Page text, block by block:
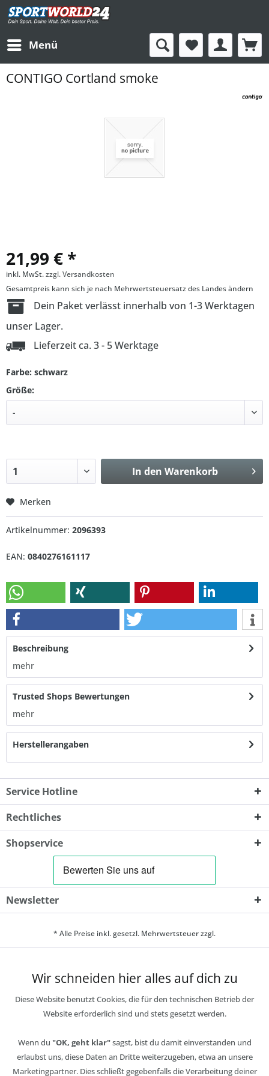
Menü
CONTIGO Cortland smoke
21,99 € *
inkl. MwSt.zzgl. Versandkosten
Gesamtpreis kann sich je nach Mehrwertsteuersatz des Landes ändern
Dein Paket verlässt innerhalb von 1-3 Werktagen
unser Lager.
Lieferzeit ca. 3 - 5 Werktage
Farbe: schwarz
Größe:
In den Warenkorb
Merken
Artikelnummer: 2096393
EAN: 0840276161117
Beschreibung
mehr
Trusted Shops Bewertungen
mehr
Herstellerangaben
Service Hotline
Rechtliches
Shopservice
Newsletter
* Alle Preise inkl. gesetzl. Mehrwertsteuer zzgl.
Wir schneiden hier alles auf dich zu
Diese Website benutzt Cookies, die für den technischen Betrieb der
Website erforderlich sind und stets gesetzt werden.
Wenn du "OK, geht klar"sagst, bist du damit einverstanden und
erlaubst uns, diese Daten an Dritte weiterzugeben, etwa an unsere
Marketingpartner. Dies schließt gegebenfalls die Verarbeitung deiner